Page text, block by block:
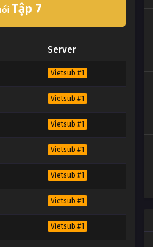
Tập 7
Server
Vietsub #1
Vietsub #1
Vietsub #1
Vietsub #1
Vietsub #1
Vietsub #1
Vietsub #1